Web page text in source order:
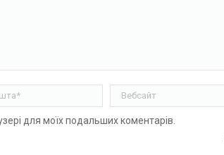
* Вебсайт
для моїх подальших коментарів.